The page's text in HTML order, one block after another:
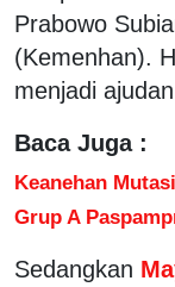
Prabowo
(Kemenhan).
menjadi
Baca Juga :
Keanehan
Grup A
Sedangkan